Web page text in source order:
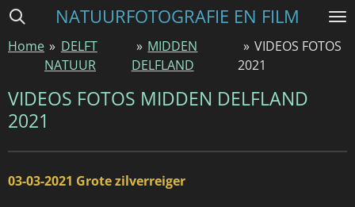
Ga
naar
hoofdinhoud
NATUURFOTOGRAFIE EN FILM
Home » DELFT
NATUUR
» MIDDEN
DELFLAND
» VIDEOS FOTOS
2021
VIDEOS FOTOS MIDDEN DELFLAND
2021
03-03-2021 Grote zilverreiger